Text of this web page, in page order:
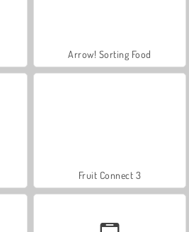
Arrow! Sorting Food
Fruit Connect 3